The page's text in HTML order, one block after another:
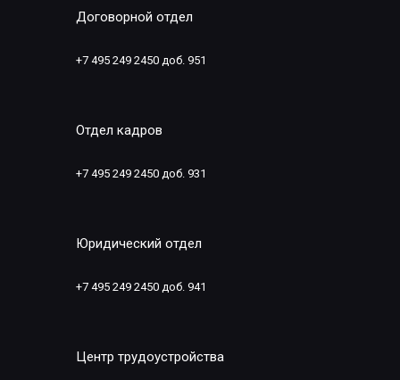
Договорной отдел
+7 495 249 2450 доб. 951
Отдел кадров
+7 495 249 2450 доб. 931
Юридический отдел
+7 495 249 2450 доб. 941
Центр трудоустройства